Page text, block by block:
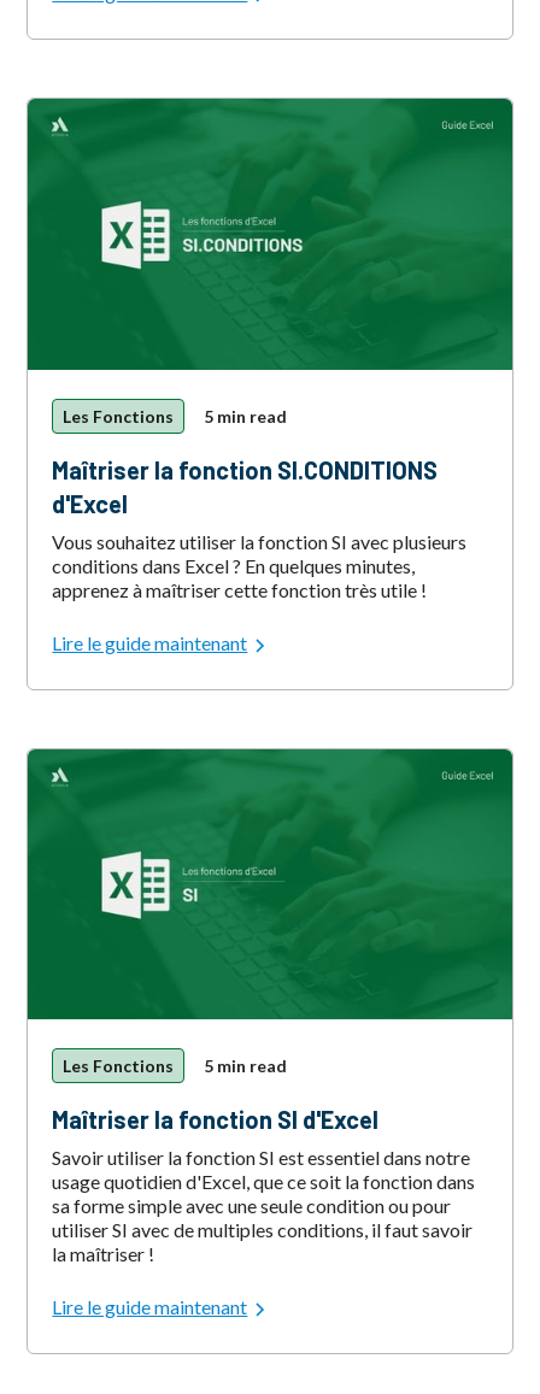
Les Fonctions 5 min read
Maîtriser la fonction SI.CONDITIONS
d'Excel
Vous souhaitez utiliser la fonction SI avec plusieurs
conditions dans Excel ? En quelques minutes,
apprenez à maîtriser cette fonction très utile !
Lire le guide maintenant
Les Fonctions 5 min read
Maîtriser la fonction SI d'Excel
Savoir utiliser la fonction SI est essentiel dans notre
usage quotidien d'Excel, que ce soit la fonction dans
sa forme simple avec une seule condition ou pour
utiliser SI avec de multiples conditions, il faut savoir
la maîtriser !
Lire le guide maintenant